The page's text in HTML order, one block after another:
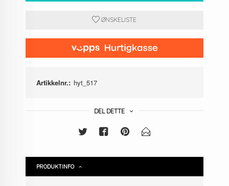
ØNSKELISTE
Artikkelnr.: hyt_517
DEL DETTE
PRODUKTINFO